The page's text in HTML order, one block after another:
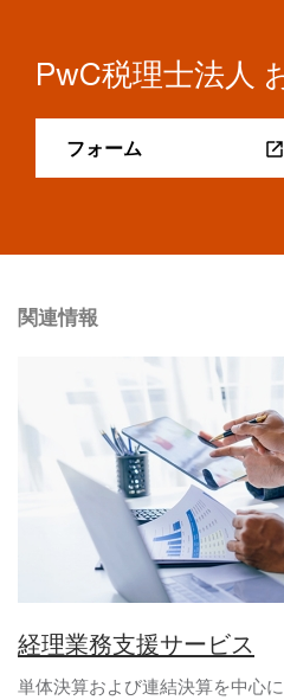
PwC税理士法人
フォーム
関連情報
経理業務支援サービス
単体決算および連結決算を中心